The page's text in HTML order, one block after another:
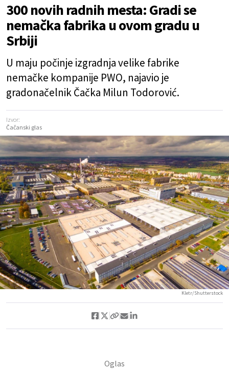
300 novih radnih mesta: Gradi se
nemačka fabrika u ovom gradu u
Srbiji
U maju počinje izgradnja velike fabrike
nemačke kompanije PWO, najavio je
gradonačelnik Čačka Milun Todorović.
Izvor:
Čačanski glas
Kletr/Shutterstock